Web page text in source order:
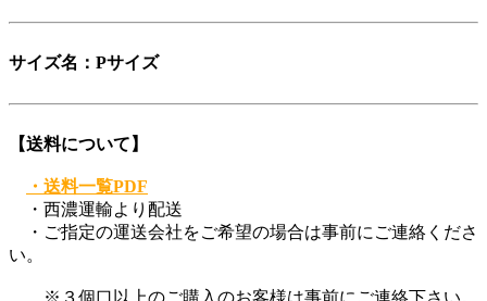
サイズ名：Pサイズ
【送料について】
・送料一覧PDF
・西濃運輸より配送
・ご指定の運送会社をご希望の場合は事前にご連絡くださ
い。
※３個口以上のご購入のお客様は事前にご連絡下さい。